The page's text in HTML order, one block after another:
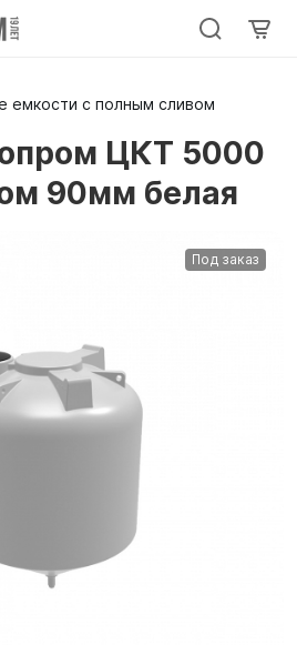
емкости с полным сливом
ЦКТ 5000
90мм белая
Под заказ